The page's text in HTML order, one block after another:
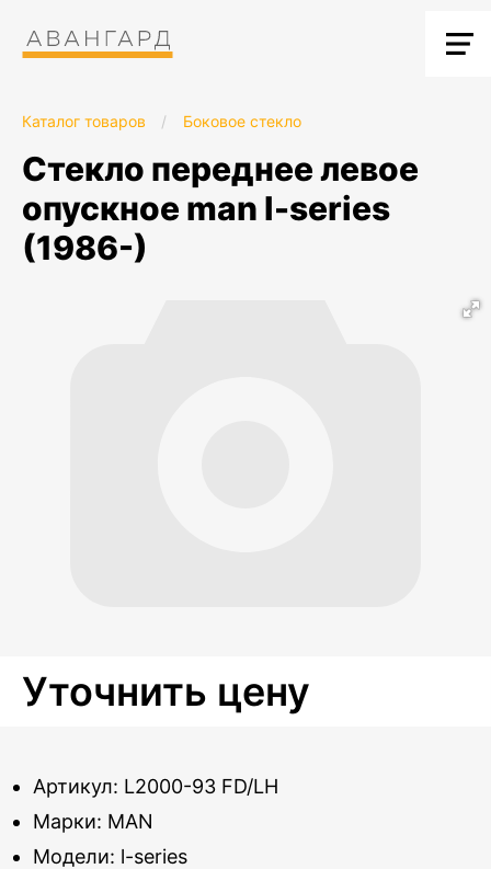
Каталог товаров / Боковое стекло
стекло переднее левое
опускное man l-series
(1986-)
Уточнить цену
Артикул: L2000-93 FD/LH
Марки: MAN
Модели: l-series